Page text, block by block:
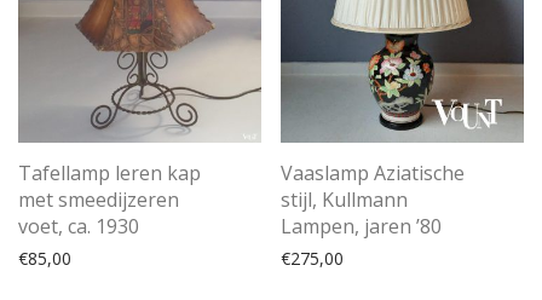
Tafellamp leren kap
met smeedijzeren
voet, ca. 1930
€85,00
Vaaslamp Aziatische
stijl, Kullmann
Lampen, jaren ’80
€275,00